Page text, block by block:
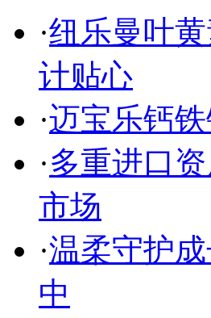
·纽乐曼叶
计贴心
·迈宝乐钙
·多重进口
市场
·温柔守护
中